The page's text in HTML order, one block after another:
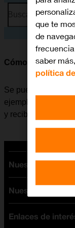
Busca por
Cómo consultar
Se puede ver
ejemplo, al usar el
y recibe correo
Nuestras tarifas
Tarifas Orange
Tarifas fibra y
Tarifas móviles
Nuestros
Ofertas en
Enlaces de
que te
de
saber
política